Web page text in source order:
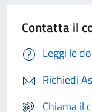
Contatta il
Leggi le
Richiedi
Chiama il